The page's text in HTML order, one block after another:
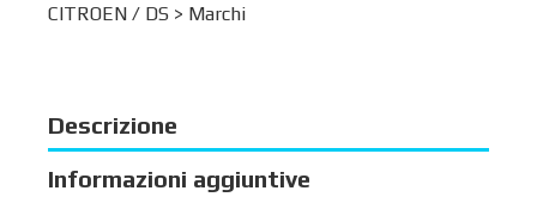
CITROEN / DS > Marchi
Descrizione
Informazioni aggiuntive